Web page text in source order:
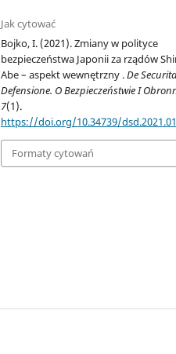
Jak cytować
Bojko, I. (2021). Zmiany w polityce
bezpieczeństwa Japonii za rządów
Abe – aspekt wewnętrzny .De
Defensione. O Bezpieczeństwie I
7(1).
https://doi.org/10.34739/
Formaty cytowań